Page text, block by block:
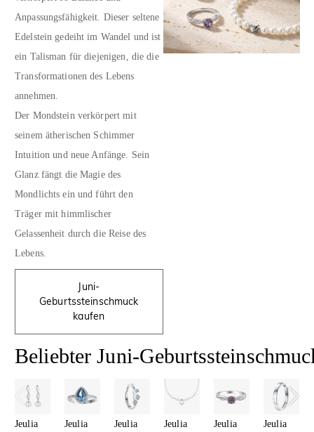
Anpassungsfähigkeit. Dieser seltene
Edelstein gedeiht im Wandel und ist
ein Talisman für diejenigen, die die
Transformationen des Lebens
annehmen.
Der Mondstein verkörpert mit
seinem ätherischen Schimmer
Intuition und neue Anfänge. Sein
Glanz fängt die Magie des
Mondlichts ein und führt den
Träger mit himmlischer
Gelassenheit durch die Reise des
Lebens.
Juni-
Geburtssteinschmuck
kaufen
Beliebter Juni-
Jeulia
Jeulia
Jeulia
Jeulia
Jeulia
Jeulia